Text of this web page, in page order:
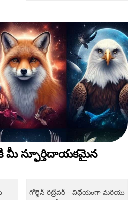
మీ స్ఫూర్తిదాయకమైన
గోల్డెన్ రిట్రీవర్ - విధేయంగా మరియు